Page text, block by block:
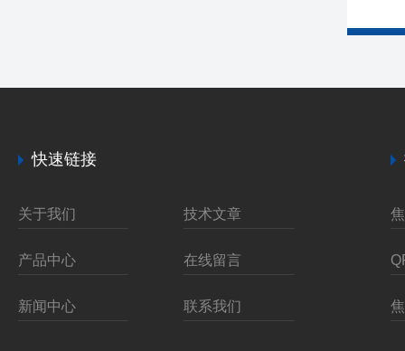
快速链接
关于我们 技术文章
产品中心 在线留言
新闻中心 联系我们